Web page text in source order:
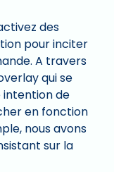
des
pour inciter
A travers
qui se
intention de
en fonction
nous avons
sur la